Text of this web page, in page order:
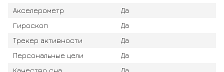
Акселерометр
Да
Гироскоп
Да
Трекер активности
Да
Персональные цели
Да
Качество сна
Да